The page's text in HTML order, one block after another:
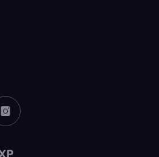
Sztuczna inteligencja po
polsku. Dość barier